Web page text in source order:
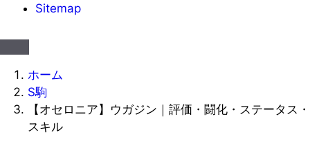
Sitemap
ホーム
S駒
【オセロニア】ウガジン｜評価・闘化・ステータス・
スキル